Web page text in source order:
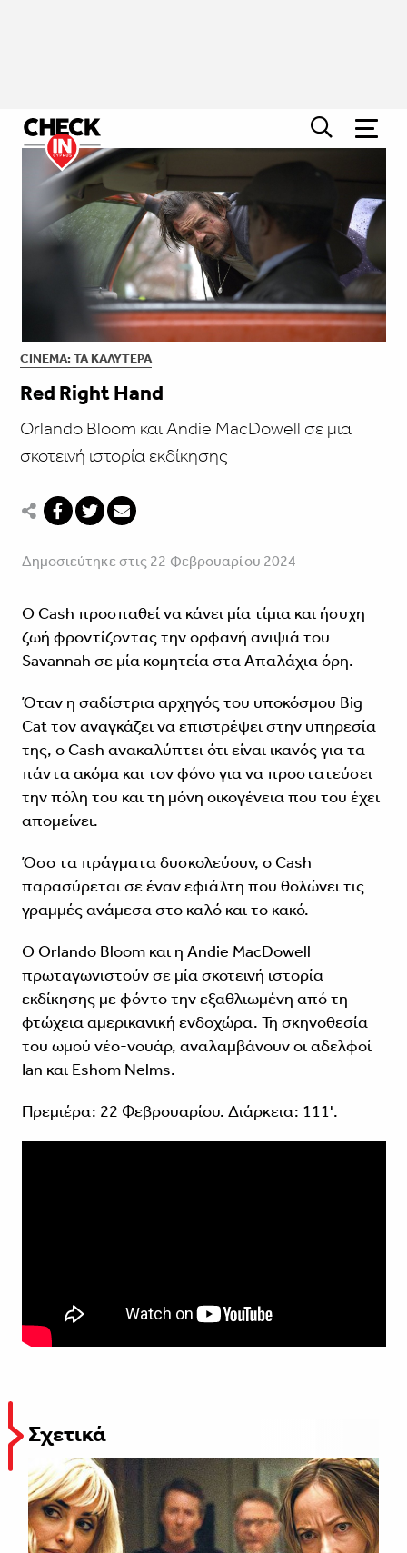
CINEMA: ΤΑ ΚΑΛΎΤΕΡΑ
Red Right Hand
Orlando Bloom και Andie MacDowell σε μια
σκοτεινή ιστορία εκδίκησης
Δημοσιεύτηκε στις 22 Φεβρουαρίου 2024
Ο Cash προσπαθεί να κάνει μία τίμια και ήσυχη
ζωή φροντίζοντας την ορφανή ανιψιά του
Savannah σε μία κομητεία στα Απαλάχια όρη.
Όταν η σαδίστρια αρχηγός του υποκόσμου Big
Cat τον αναγκάζει να επιστρέψει στην υπηρεσία
της, ο Cash ανακαλύπτει ότι είναι ικανός για τα
πάντα ακόμα και τον φόνο για να προστατεύσει
την πόλη του και τη μόνη οικογένεια που του έχει
απομείνει.
Όσο τα πράγματα δυσκολεύουν, ο Cash
παρασύρεται σε έναν εφιάλτη που θολώνει τις
γραμμές ανάμεσα στο καλό και το κακό.
Ο Orlando Bloom και η Andie MacDowell
πρωταγωνιστούν σε μία σκοτεινή ιστορία
εκδίκησης με φόντο την εξαθλιωμένη από τη
φτώχεια αμερικανική ενδοχώρα. Τη σκηνοθεσία
του ωμού νέο-νουάρ, αναλαμβάνουν οι αδελφοί
Ian και Eshom Nelms.
Πρεμιέρα: 22 Φεβρουαρίου. Διάρκεια: 111'.
Σχετικά